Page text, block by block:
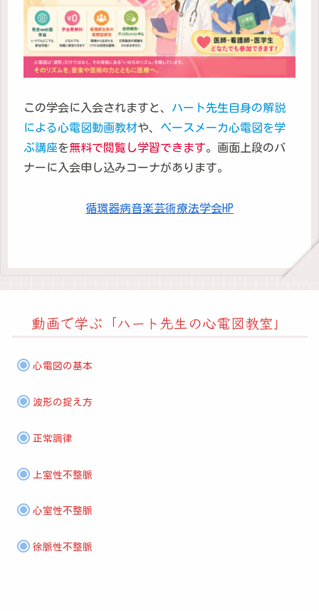
この学会に入会されますと、 ハート先生自身の解説
による心電図動画教材や、 ペースメーカ心電図を学
ぶ講座を無料で閲覧し学習できます。画面上段のバ
ナーに入会申し込みコーナがあります。
循環器病音楽芸術療法学会HP
動画で学ぶ「ハート先生の心電図教室」
心電図の基本
波形の捉え方
正常調律
上室性不整脈
心室性不整脈
徐脈性不整脈